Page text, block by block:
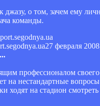
о том, зачем ему
команды.
27 февраля
профессионалом
на нестандартные
ходят на стадион